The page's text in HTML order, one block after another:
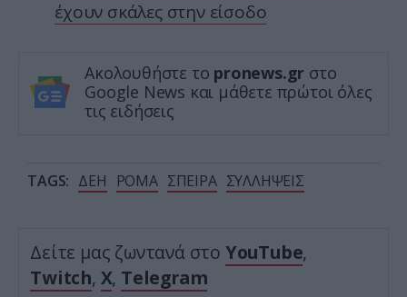
έχουν σκάλες στην είσοδο
Ακολουθήστε το pronews.gr στο
Google News και μάθετε πρώτοι όλες
τις ειδήσεις
TAGS: ΔΕΗ ΡΟΜΑ ΣΠΕΙΡΑ ΣΥΛΛΗΨΕΙΣ
Δείτε μας ζωντανά στο YouTube,
Twitch, X, Telegram